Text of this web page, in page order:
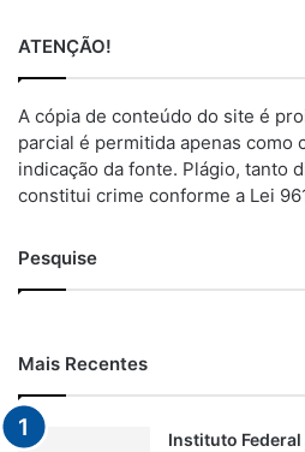
ATENÇÃO!
A cópia de conteúdo do site é
parcial é permitida apenas como
indicação da fonte. Plágio, tanto
constitui crime conforme a Lei
Pesquise
Mais Recentes
Instituto